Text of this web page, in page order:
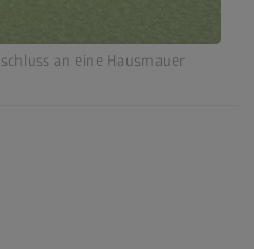
an eine Hausmauer